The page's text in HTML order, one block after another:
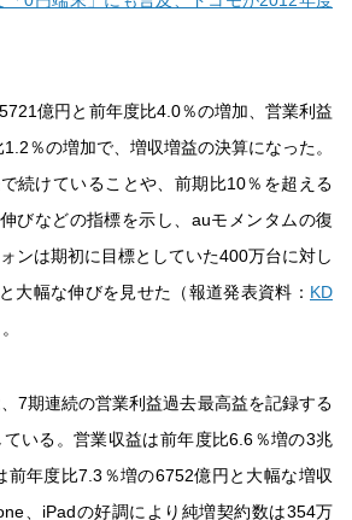
億円と前年度比4.0％の増加、営業利益
％の増加で、増収増益の決算になった。
続けていることや、前期比10％を超える
びなどの指標を示し、auモメンタムの復
ンは期初に目標としていた400万台に対し
大幅な伸びを見せた（報道発表資料： KD
7期連続の営業利益過去最高益を記録する
いる。営業収益は前年度比6.6％増の3兆
前年度比7.3％増の6752億円と大幅な増収
、iPadの好調により純増契約数は354万